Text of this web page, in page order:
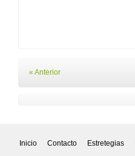
« Anterior
Inicio Contacto Estretegias